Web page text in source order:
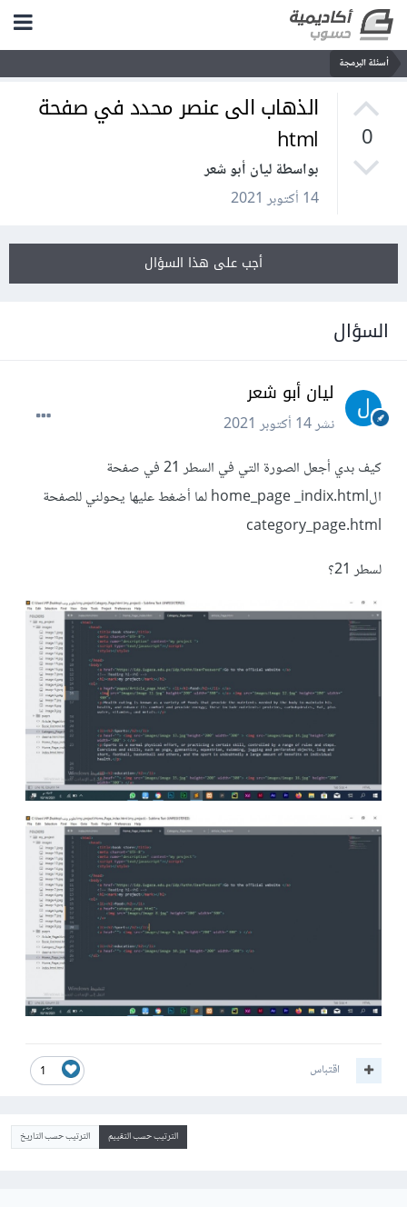
أسئلة البرمجة
0
الذهاب الى عنصر محدد في صفحة
html
بواسطة ليان أبو شعر
14 أكتوبر 2021
أجب على هذا السؤال
السؤال
ليان أبو شعر
نشر14 أكتوبر 2021
كيف بدي أجعل الصورة التي في السطر 21 في صفحة
الhome_page _indix.html لما أضغط عليها يحولني للصفحة
category_page.html
لسطر 21؟
1 اقتباس
الترتيب حسب التقييم الترتيب حسب التاريخ